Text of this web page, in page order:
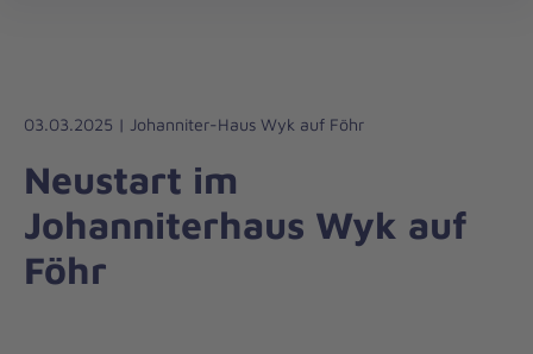
Liebe
Leben
03.03.2025 | Johanniter-Haus Wyk auf Föhr
Neustart im
Johanniterhaus Wyk auf
Föhr